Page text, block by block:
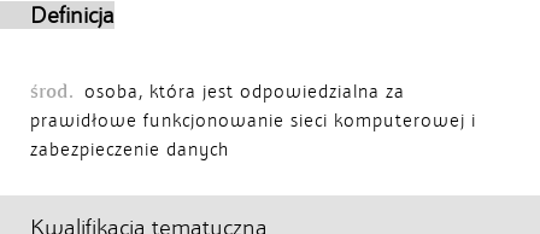
Definicja
środ. osoba, która jest odpowiedzialna za
prawidłowe funkcjonowanie sieci komputerowej i
zabezpieczenie danych
Kwalifikacja tematyczna